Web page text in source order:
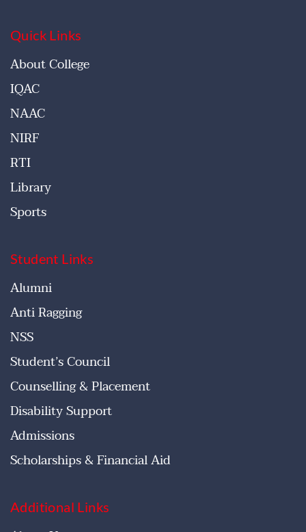
Quick Links
About College
IQAC
NAAC
NIRF
RTI
Library
Sports
Student Links
Alumni
Anti Ragging
NSS
Student’s Council
Counselling & Placement
Disability Support
Admissions
Scholarships & Financial Aid
Additional Links